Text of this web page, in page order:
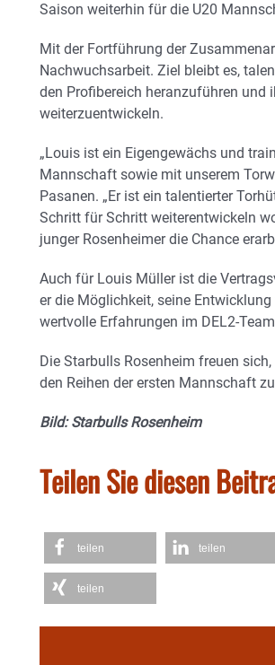
Saison weiterhin für die U20
Mit der Fortführung der
Nachwuchsarbeit. Ziel bleibt es,
den Profibereich heranzuführen und
weiterzuentwickeln.
„Louis ist ein Eigengewächs und
Mannschaft sowie mit unserem
Pasanen. „Er ist ein talentierter
Schritt für Schritt weiterentwickeln
junger Rosenheimer die Chance
Auch für Louis Müller ist die
er die Möglichkeit, seine
wertvolle Erfahrungen im DEL2-
Die Starbulls Rosenheim freuen
den Reihen der ersten Mannschaft
Bild: Starbulls Rosenheim
Teilen Sie diesen
teilen teilen
teilen